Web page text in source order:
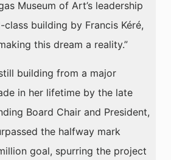
Museum of Art’s leadership
building by Francis Kéré,
this dream a reality.”
building from a major
in her lifetime by the late
Board Chair and President,
the halfway mark
goal, spurring the project